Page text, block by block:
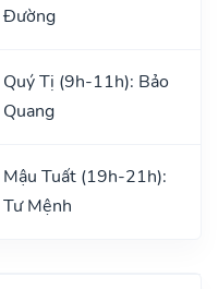
Đường
Quý Tị (9h-11h): Bảo
Quang
Mậu Tuất (19h-21h):
Tư Mệnh